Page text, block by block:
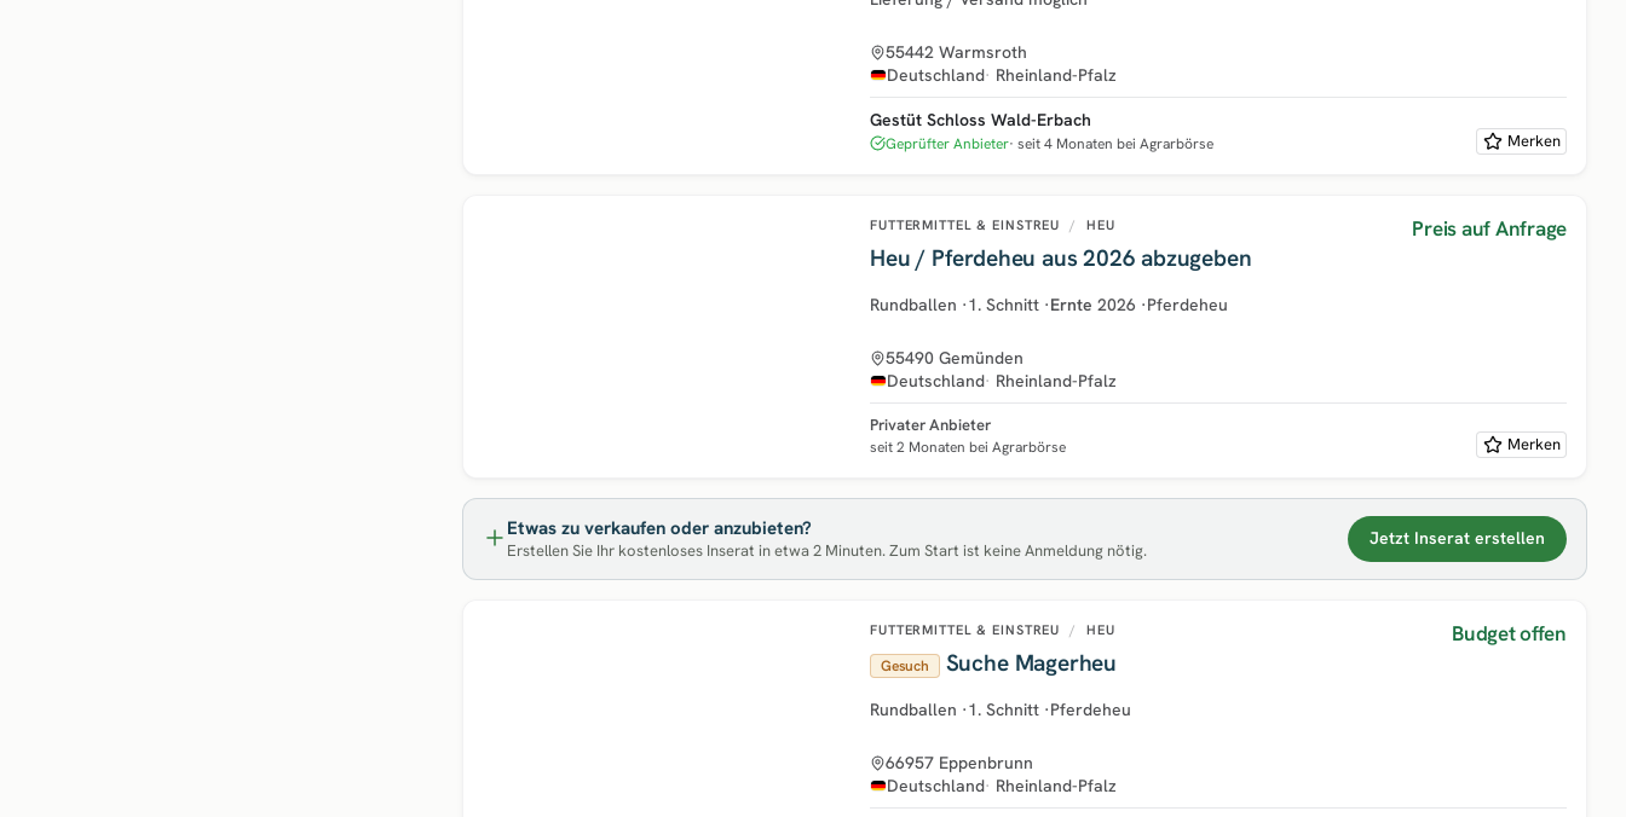
55442 Warmsroth
Deutschland Rheinland-Pfalz
Gestüt Schloss Wald-Erbach
Geprüfter Anbieter seit 4 Monaten bei Agrarbörse Merken
FUTTERMITTEL & EINSTREU / HEU
Heu / Pferdeheu aus 2026 abzugeben
Preis auf Anfrage
Rundballen ·1. Schnitt ·Ernte 2026 ·Pferdeheu
55490 Gemünden
Deutschland Rheinland-Pfalz
Privater Anbieter
seit 2 Monaten bei Agrarbörse Merken
Etwas zu verkaufen oder anzubieten?
Erstellen Sie Ihr kostenloses Inserat in etwa 2 Minuten. Zum Start ist keine Anmeldung nötig.
Jetzt Inserat erstellen
FUTTERMITTEL & EINSTREU / HEU
Gesuch Suche Magerheu
Budget offen
Rundballen ·1. Schnitt ·Pferdeheu
66957 Eppenbrunn
Deutschland Rheinland-Pfalz